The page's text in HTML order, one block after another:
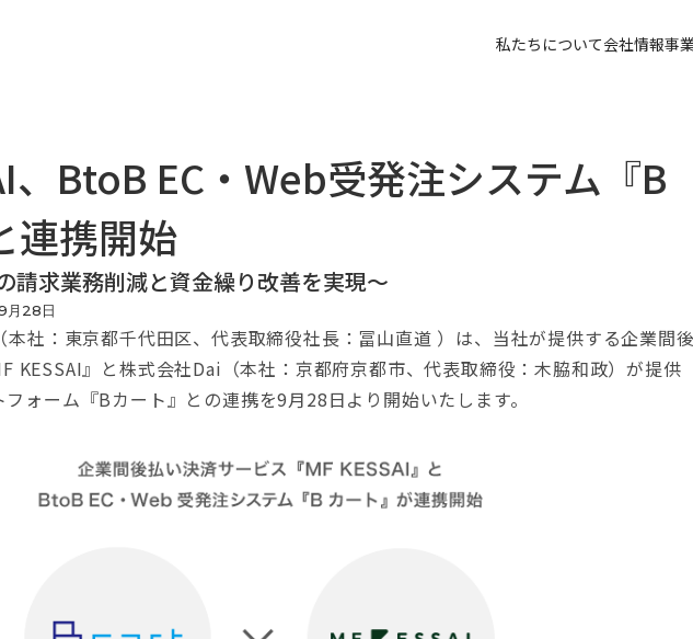
私たちについて会社情報事
、BtoB EC・Web受発注システム『B
連携開始
請求業務削減と資金繰り改善を実現〜
月 28日
本社：東京都千代田区、代表取締役社長：冨山直道 ）は、当社が提供する企業間後
KESSAI』と株式会社Dai（本社：京都府京都市、代表取締役：木脇和政）が提供
ォーム『Bカート』との連携を9月28日より開始いたします。